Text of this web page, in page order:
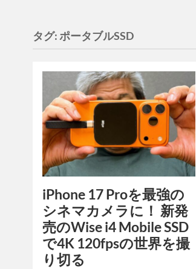
タグ:ポータブルSSD
iPhone 17 Proを最強の
シネマカメラに！ 新発
売のWise i4 Mobile SSD
で4K 120fpsの世界を撮
り切る